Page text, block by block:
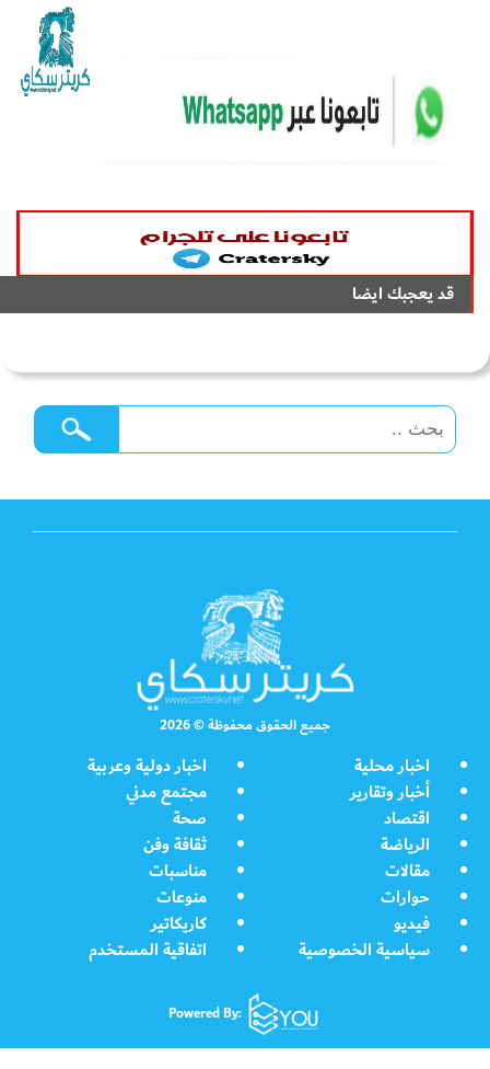
قد يعجبك ايضا
جميع الحقوق محفوظة © 2026
اخبار محلية
اخبار دولية وعربية
أخبار وتقارير
مجتمع مدني
اقتصاد
صحة
الرياضة
ثقافة وفن
مقالات
مناسبات
حوارات
منوعات
فيديو
كاريكاتير
سياسية الخصوصية
اتفاقية المستخدم
Powered By: